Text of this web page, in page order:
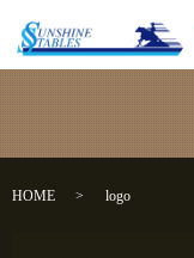
HOME logo